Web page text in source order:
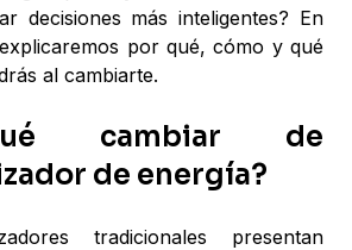
decisiones más inteligentes? En
por qué, cómo y qué
al cambiarte.
cambiar de
de energía?
tradicionales presentan